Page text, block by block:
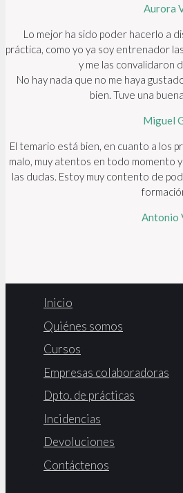
Aurora
Lo mejor ha sido poder hacerlo a
práctica, como yo ya soy entrenador
y me las convalidaron
No hay nada que no me haya
bien. Tuve una
Miguel
El temario está bien, en cuanto a los
malo, muy atentos en todo momento
las dudas. Estoy muy contento de
Antonio
Inicio
Quiénes somos
Cursos
Empresas colaboradoras
Dpto. de prácticas
Incidencias
Devoluciones
Contáctenos